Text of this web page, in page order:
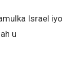
Israel iyo
u